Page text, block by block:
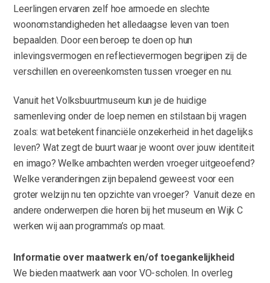
Leerlingen ervaren zelf hoe armoede en slechte
woonomstandigheden het alledaagse leven van toen
bepaalden. Door een beroep te doen op hun
inlevingsvermogen en reflectievermogen begrijpen zij de
verschillen en overeenkomsten tussen vroeger en nu.
Vanuit het Volksbuurtmuseum kun je de huidige
samenleving onder de loep nemen en stilstaan bij vragen
zoals: wat betekent financiële onzekerheid in het dagelijks
leven? Wat zegt de buurt waar je woont over jouw identiteit
en imago? Welke ambachten werden vroeger uitgeoefend?
Welke veranderingen zijn bepalend geweest voor een
groter welzijn nu ten opzichte van vroeger? Vanuit deze en
andere onderwerpen die horen bij het museum en Wijk C
werken wij aan programma’s op maat.
Informatie over maatwerk en/of toegankelijkheid
We bieden maatwerk aan voor VO-scholen. In overleg